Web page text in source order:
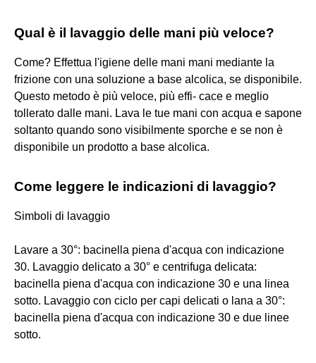
Qual è il lavaggio delle mani più veloce?
Come? Effettua l'igiene delle mani mani mediante la
frizione con una soluzione a base alcolica, se disponibile.
Questo metodo è più veloce, più effi- cace e meglio
tollerato dalle mani. Lava le tue mani con acqua e sapone
soltanto quando sono visibilmente sporche e se non è
disponibile un prodotto a base alcolica.
Come leggere le indicazioni di lavaggio?
Simboli di lavaggio
Lavare a 30°: bacinella piena d'acqua con indicazione
30. Lavaggio delicato a 30° e centrifuga delicata:
bacinella piena d'acqua con indicazione 30 e una linea
sotto. Lavaggio con ciclo per capi delicati o lana a 30°:
bacinella piena d'acqua con indicazione 30 e due linee
sotto.